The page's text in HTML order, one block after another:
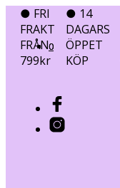
● FRI
FRAKT
FRÅN
799kr
● 14
DAGARS
ÖPPET
KÖP
0
0